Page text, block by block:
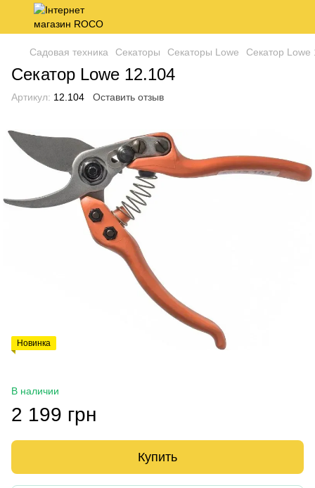
Садовая техника Секаторы Секаторы Lowe Секатор Lowe
Секатор Lowe 12.104
Артикул: 12.104 Оставить отзыв
Новинка
В наличии
2 199 грн
Купить